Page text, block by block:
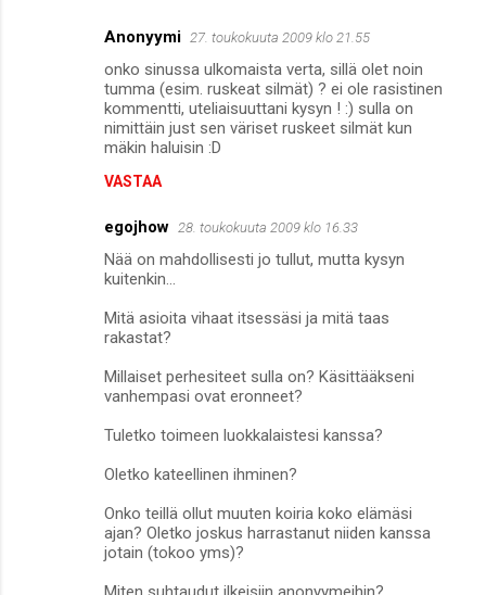
Anonyymi 27. toukokuuta 2009 klo 21.55
onko sinussa ulkomaista verta, sillä olet noin
tumma (esim. ruskeat silmät) ? ei ole rasistinen
kommentti, uteliaisuuttani kysyn ! :) sulla on
nimittäin just sen väriset ruskeet silmät kun
mäkin haluisin :D
VASTAA
egojhow 28. toukokuuta 2009 klo 16.33
Nää on mahdollisesti jo tullut, mutta kysyn
kuitenkin...
Mitä asioita vihaat itsessäsi ja mitä taas
rakastat?
Millaiset perhesiteet sulla on? Käsittääkseni
vanhempasi ovat eronneet?
Tuletko toimeen luokkalaistesi kanssa?
Oletko kateellinen ihminen?
Onko teillä ollut muuten koiria koko elämäsi
ajan? Oletko joskus harrastanut niiden kanssa
jotain (tokoo yms)?